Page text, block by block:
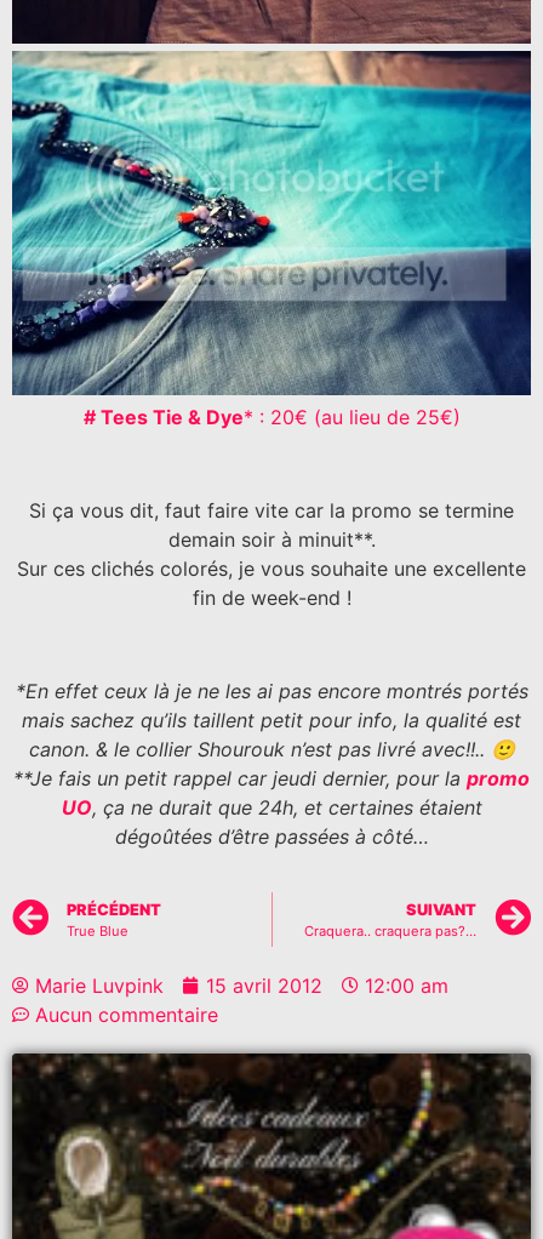
# Tees Tie & Dye* : 20€ (au lieu de 25€)
Si ça vous dit, faut faire vite car la promo se termine
demain soir à minuit**.
Sur ces clichés colorés, je vous souhaite une excellente
fin de week-end !
*En effet ceux là je ne les ai pas encore montrés portés
mais sachez qu’ils taillent petit pour info, la qualité est
canon. & le collier Shourouk n’est pas livré avec!!.. 🙂
**Je fais un petit rappel car jeudi dernier, pour la promo
UO, ça ne durait que 24h, et certaines étaient
dégoûtées d’être passées à côté…
PRÉCÉDENT
True Blue
SUIVANT
Craquera.. craquera pas?…
Marie Luvpink 15 avril 2012
12:00 am
Aucun commentaire